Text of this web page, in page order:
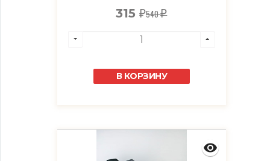
315₽540₽
В КОРЗИНУ